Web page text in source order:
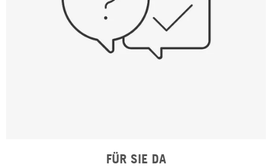
FÜR SIE DA